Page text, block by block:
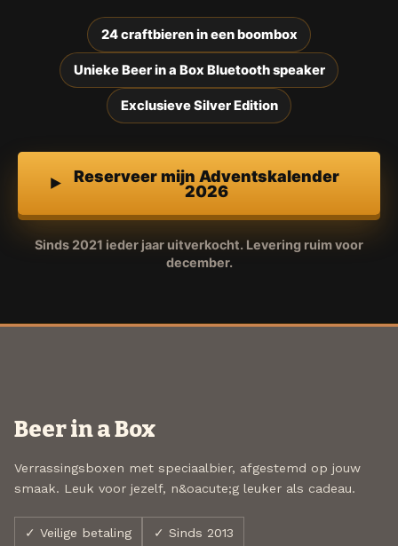
24 craftbieren in een boombox
Unieke Beer in a Box Bluetooth speaker
Exclusieve Silver Edition
Reserveer mijn Adventskalender
2026
Sinds 2021 ieder jaar uitverkocht. Levering ruim voor
december.
Beer in a Box
Verrassingsboxen met speciaalbier, afgestemd op jouw
smaak. Leuk voor jezelf, n&oacute;g leuker als cadeau.
✓ Veilige betaling ✓ Sinds 2013